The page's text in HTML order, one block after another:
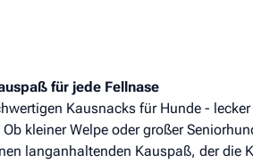
für jede Fellnase
Kausnacks für Hunde -
kleiner Welpe oder großer
langanhaltenden Kauspaß, der die